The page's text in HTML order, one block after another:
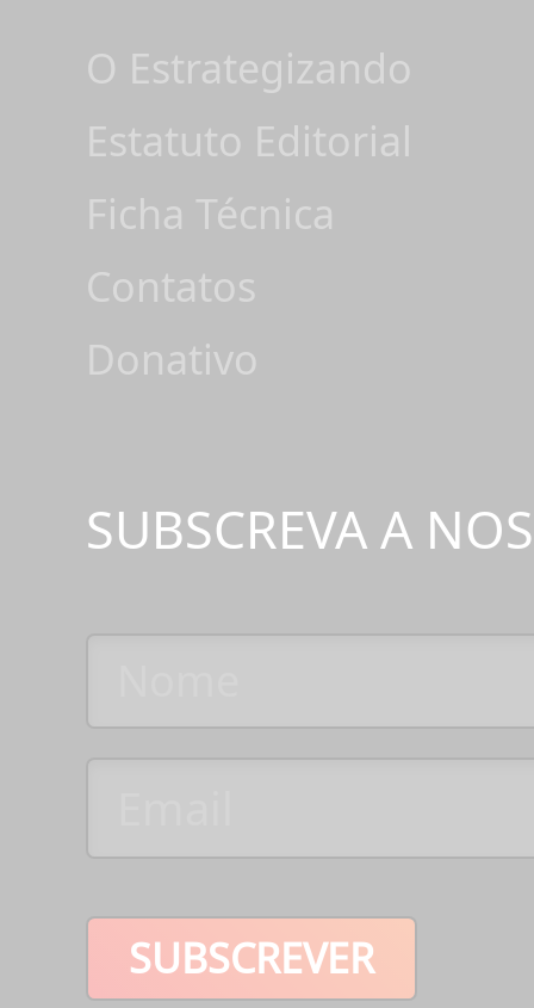
O Estrategizando
Estatuto Editorial
Ficha Técnica
Contatos
Donativo
SUBSCREVA A
SUBSCREVER